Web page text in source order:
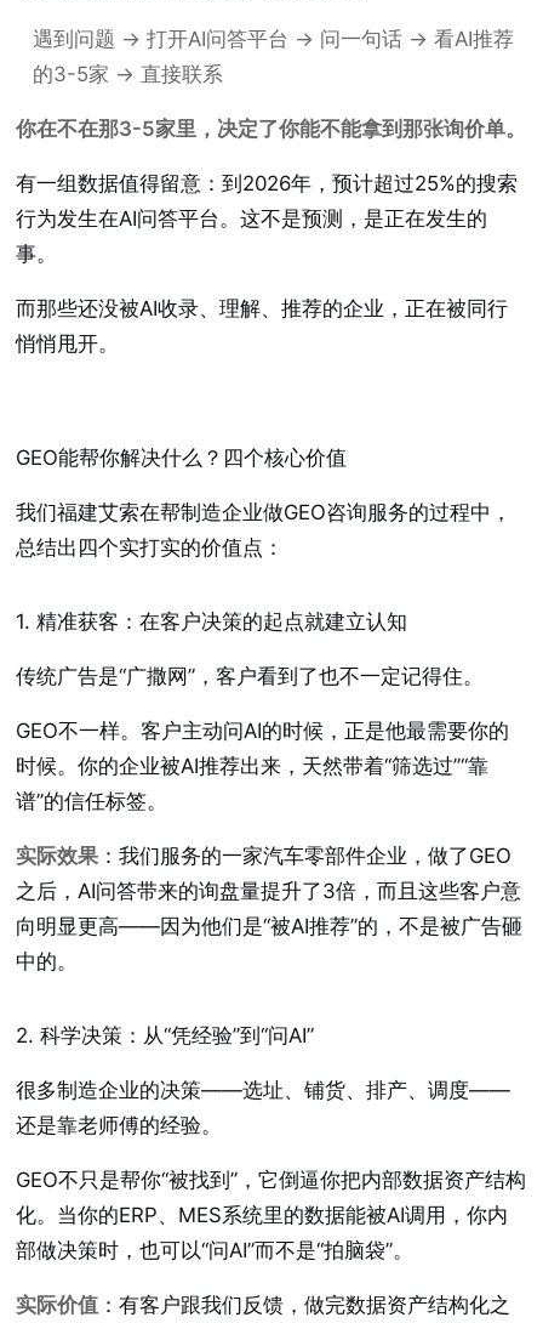
遇到问题 → 打开AI问答平台 → 问一句话 → 看AI推荐
的3-5家 → 直接联系
你在不在那3-5家里，决定了你能不能拿到那张询价单。
有一组数据值得留意：到2026年，预计超过25%的搜索
行为发生在AI问答平台。这不是预测，是正在发生的
事。
而那些还没被AI收录、理解、推荐的企业，正在被同行
悄悄甩开。
GEO能帮你解决什么？四个核心价值
我们福建艾索在帮制造企业做GEO咨询服务的过程中，
总结出四个实打实的价值点：
1. 精准获客：在客户决策的起点就建立认知
传统广告是“广撒网”，客户看到了也不一定记得住。
GEO不一样。客户主动问AI的时候，正是他最需要你的
时候。你的企业被AI推荐出来，天然带着“筛选过”“靠
谱”的信任标签。
实际效果 ：我们服务的一家汽车零部件企业，做了GEO
之后，AI问答带来的询盘量提升了3倍，而且这些客户意
向明显更高——因为他们是“被AI推荐”的，不是被广告砸
中的。
2. 科学决策：从“凭经验”到“问AI”
很多制造企业的决策——选址、铺货、排产、调度——
还是靠老师傅的经验。
GEO不只是帮你“被找到”，它倒逼你把内部数据资产结构
化。当你的ERP、MES系统里的数据能被AI调用，你内
部做决策时，也可以“问AI”而不是“拍脑袋”。
实际价值 ：有客户跟我们反馈，做完数据资产结构化之